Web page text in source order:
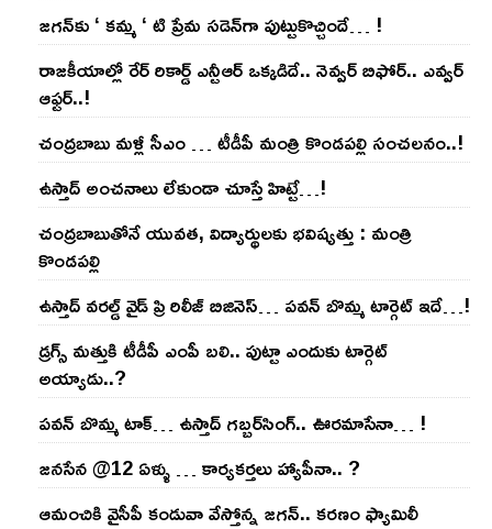
జ‌గ‌న్‌కు ‘ క‌మ్మ ‘ టి ప్రేమ స‌డెన్‌గా పుట్టుకొచ్చిందే… !
రాజ‌కీయాల్లో రేర్ రికార్డ్ ఎన్టీఆర్ ఒక్క‌డిదే.. నెవ్వ‌ర్ బిఫోర్‌.. ఎవ్వ‌ర్
ఆఫ్ట‌ర్‌..!
చంద్ర‌బాబు మ‌ళ్లీ సీఎం … టీడీపీ మంత్రి కొండ‌ప‌ల్లి సంచ‌ల‌నం..!
ఉస్తాద్ అంచ‌నాలు లేకుండా చూస్తే హిట్టే…!
చంద్ర‌బాబుతోనే యువ‌త‌, విద్యార్థుల‌కు భ‌విష్య‌త్తు : మంత్రి
కొండ‌ప‌ల్లి
ఉస్తాద్ వ‌ర‌ల్డ్ వైడ్ ప్రి రిలీజ్ బిజినెస్‌… ప‌వ‌న్ బొమ్మ టార్గెట్ ఇదే…!
డ్రగ్స్ మత్తుకి టీడీపీ ఎంపీ బలి.. పుట్టా ఎందుకు టార్గెట్
అయ్యాడు..?
ప‌వ‌న్ బొమ్మ టాక్‌… ఉస్తాద్ గ‌బ్బ‌ర్‌సింగ్‌.. ఊర‌మాసేనా… !
జనసేన @12 ఏళ్ళు … కార్యకర్తలు హ్యాపీనా.. ?
ఆమంచికి వైసీపీ కండువా వేస్తోన్న జ‌గ‌న్‌.. క‌ర‌ణం ఫ్యామిలీ